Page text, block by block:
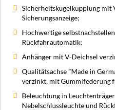
Sicherheitskugelkupplung mit
Sicherungsanzeige;
Hochwertige
Rückfahrautomatik;
Anhänger mit V-Deichsel
Qualitätsachse "Made in
verzinkt, mit Gummifederung
Beleuchtung in
Nebelschlussleuchte und